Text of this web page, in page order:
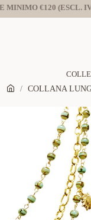
MINIMO €120 (ESCL.
COLLANA